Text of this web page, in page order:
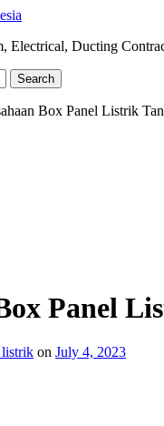
Electrical, Ducting
Search
Box Panel Listrik
Panel
listrik on July 4, 2023